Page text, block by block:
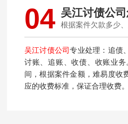
04 吴江讨债公
根据案件欠款多少
吴江讨债公司专业处理：追债
讨账、追账、收债、收账业务
间，根据案件金额，难易度收
应的收费标准，保证合理收费。